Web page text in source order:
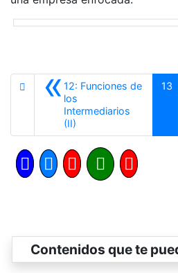
«12: Funciones de
los
Intermediarios
(II)
13
Contenidos que te